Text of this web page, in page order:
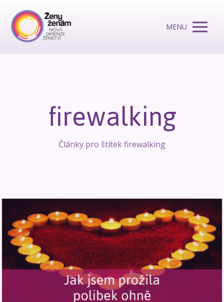
MENU
firewalking
Články pro štítek firewalking